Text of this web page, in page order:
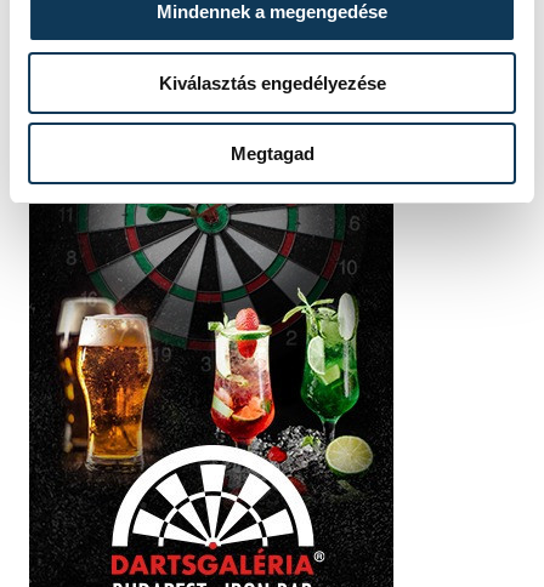
Mindennek a megengedése
Kiválasztás engedélyezése
Megtagad